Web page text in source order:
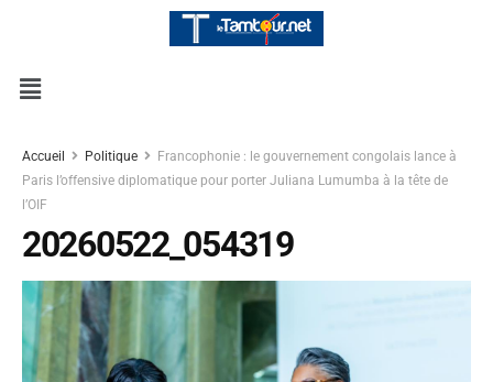
Accueil Politique
Francophonie : le gouvernement congolais lance à
Paris l’offensive diplomatique pour porter Juliana Lumumba à la tête de
l’OIF
20260522_054319